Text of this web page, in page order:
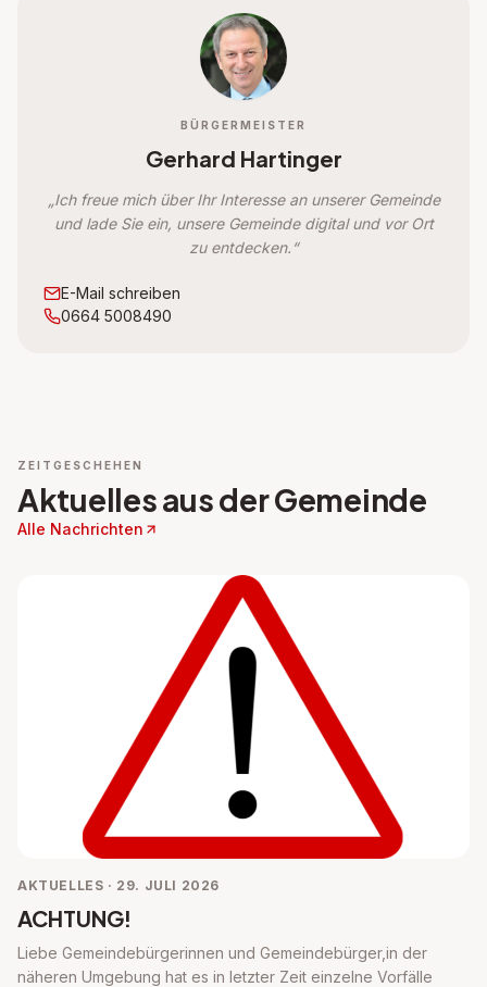
BÜRGERMEISTER
Gerhard Hartinger
„Ich freue mich über Ihr Interesse an unserer Gemeinde
und lade Sie ein, unsere Gemeinde digital und vor Ort
zu entdecken.“
E-Mail schreiben
0664 5008490
ZEITGESCHEHEN
Aktuelles aus der Gemeinde
Alle Nachrichten
AKTUELLES · 29. JULI 2026
ACHTUNG!
Liebe Gemeindebürgerinnen und Gemeindebürger,in der
näheren Umgebung hat es in letzter Zeit einzelne Vorfälle